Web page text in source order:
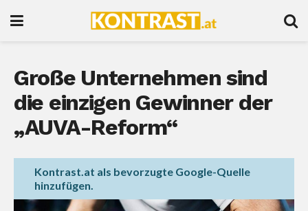
Große Unternehmen sind
die einzigen Gewinner der
„AUVA-Reform“
Kontrast.at als bevorzugte Google-Quelle
hinzufügen.